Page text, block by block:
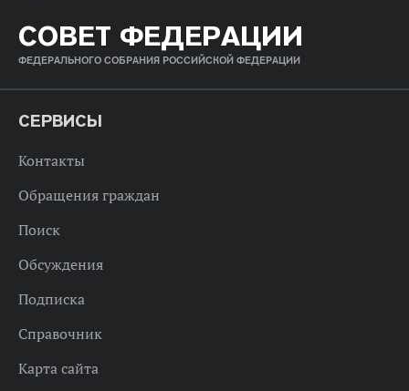
СОВЕТ ФЕДЕРАЦИИ
ФЕДЕРАЛЬНОГО СОБРАНИЯ РОССИЙСКОЙ ФЕДЕРАЦИИ
СЕРВИСЫ
Контакты
Обращения граждан
Поиск
Обсуждения
Подписка
Справочник
Карта сайта